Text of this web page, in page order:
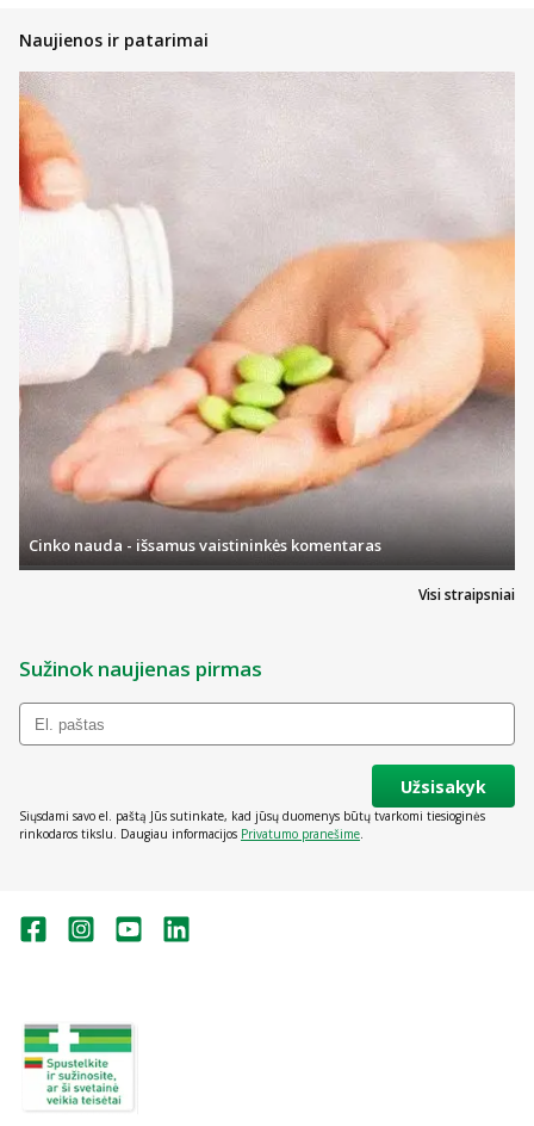
Naujienos ir patarimai
Visi straipsniai
Cinko nauda - išsamus vaistininkės komentaras
Sužinok naujienas pirmas
Užsisakyk
Siųsdami savo el. paštą Jūs sutinkate, kad jūsų duomenys būtų tvarkomi tiesioginės
rinkodaros tikslu. Daugiau informacijos Privatumo pranešime.